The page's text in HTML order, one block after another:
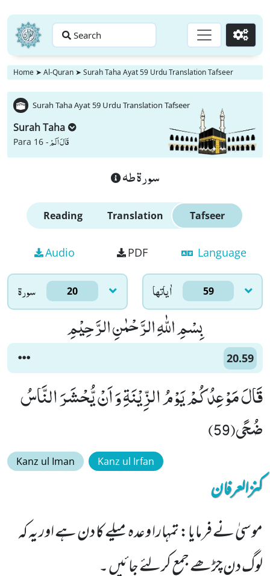
Search Go
Home ➤ Al-Quran ➤ Surah Taha Ayat 59 Urdu Translation Tafseer
Surah Taha Ayat 59 Urdu Translation Tafseer
Surah Taha
Para 16 -قَالَ اَلَمْ
سورة طه
Reading Translation Tafseer
Audio PDF Language
سورۃ 20 اٰياتها 59
بِسْمِ اللّٰهِ الرَّحْمٰنِ الرَّحِیْمِ
20.59
قَالَ مَوْعِدُكُمْ یَوْمُ الزِّیْنَةِ وَ اَنْ یُّحْشَرَ النَّاسُ
ضُحًى(59)
Kanz ul Iman Kanz ul Irfan
کنزالعرفان
موسیٰ نے فرمایا: تمہارا وعدہ میلے کا دن ہے اور یہ کہ
لوگ دن چڑھے جمع کرلئے جائیں ۔